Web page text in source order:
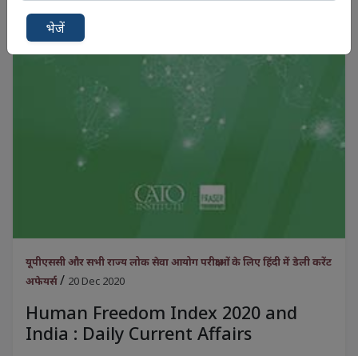
यूपीएससी और सभी राज्य लोक सेवा आयोग परीक्षाओं के लिए हिंदी में डेली करेंट
अफेयर्स/ 20 Dec 2020
Human Freedom Index 2020 and
India : Daily Current Affairs
भेजें